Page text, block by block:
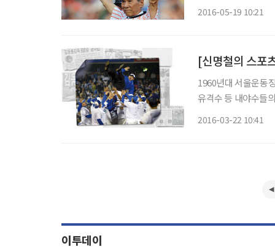
2016-05-19 10:21
[신명철의 스포
1960년대 서울운동
유격수 등 내야수들
2016-03-22 10:41
이투데이